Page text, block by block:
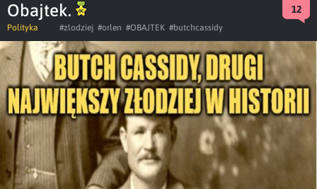
Obajtek. 12
Polityka #zlodziej #orlen #OBAJTEK #butchcassidy